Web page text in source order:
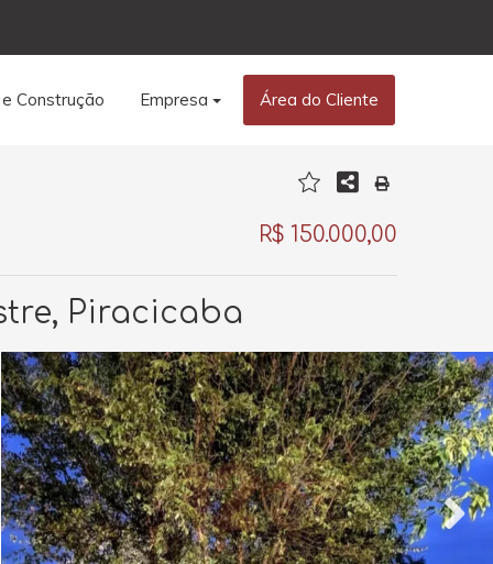
Construção Empresa Área do Cliente
R$ 150.000,00
Piracicaba